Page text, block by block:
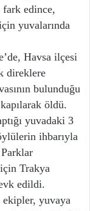
fark edince,
yuvalarında
Havsa ilçesi
direklere
bulunduğu
öldü.
yuvadaki 3
ihbarıyla
Trakya
edildi.
yuvaya